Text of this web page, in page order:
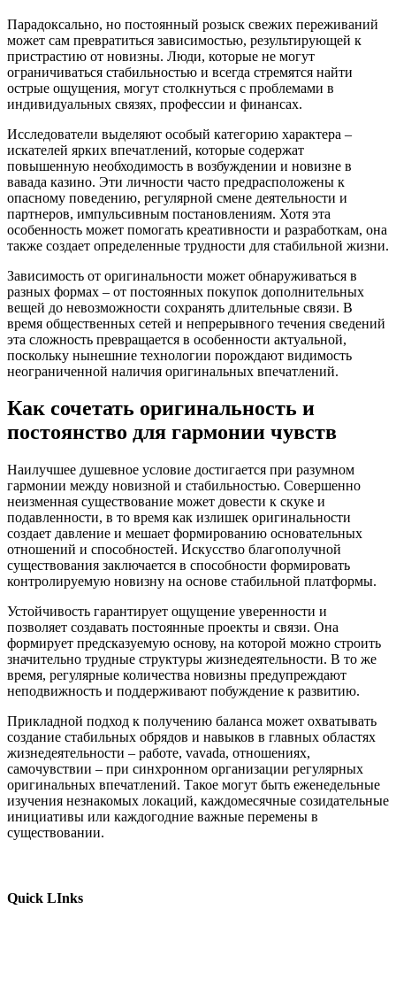
Парадоксально, но постоянный розыск свежих переживаний
может сам превратиться зависимостью, результирующей к
пристрастию от новизны. Люди, которые не могут
ограничиваться стабильностью и всегда стремятся найти
острые ощущения, могут столкнуться с проблемами в
индивидуальных связях, профессии и финансах.
Исследователи выделяют особый категорию характера –
искателей ярких впечатлений, которые содержат
повышенную необходимость в возбуждении и новизне в
вавада казино. Эти личности часто предрасположены к
опасному поведению, регулярной смене деятельности и
партнеров, импульсивным постановлениям. Хотя эта
особенность может помогать креативности и разработкам, она
также создает определенные трудности для стабильной жизни.
Зависимость от оригинальности может обнаруживаться в
разных формах – от постоянных покупок дополнительных
вещей до невозможности сохранять длительные связи. В
время общественных сетей и непрерывного течения сведений
эта сложность превращается в особенности актуальной,
поскольку нынешние технологии порождают видимость
неограниченной наличия оригинальных впечатлений.
Как сочетать оригинальность и
постоянство для гармонии чувств
Наилучшее душевное условие достигается при разумном
гармонии между новизной и стабильностью. Совершенно
неизменная существование может довести к скуке и
подавленности, в то время как излишек оригинальности
создает давление и мешает формированию основательных
отношений и способностей. Искусство благополучной
существования заключается в способности формировать
контролируемую новизну на основе стабильной платформы.
Устойчивость гарантирует ощущение уверенности и
позволяет создавать постоянные проекты и связи. Она
формирует предсказуемую основу, на которой можно строить
значительно трудные структуры жизнедеятельности. В то же
время, регулярные количества новизны предупреждают
неподвижность и поддерживают побуждение к развитию.
Прикладной подход к получению баланса может охватывать
создание стабильных обрядов и навыков в главных областях
жизнедеятельности – работе, vavada, отношениях,
самочувствии – при синхронном организации регулярных
оригинальных впечатлений. Такое могут быть еженедельные
изучения незнакомых локаций, каждомесячные созидательные
инициативы или каждогодние важные перемены в
существовании.
Quick LInks